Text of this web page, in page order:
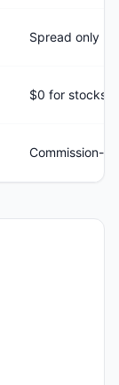
Spread only
$0 for stocks
Commission-